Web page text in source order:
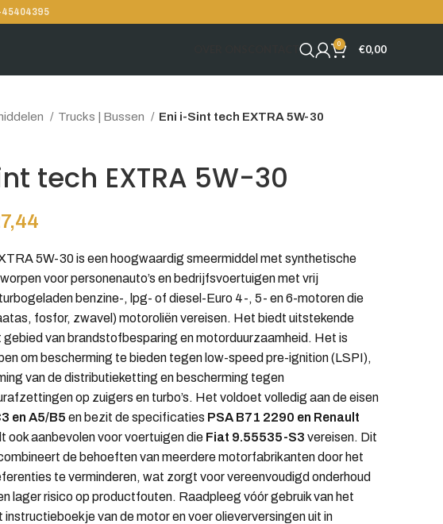
45404395
0 €0,00
Trucks | Bussen Eni i-Sint tech EXTRA 5W-30
tech EXTRA 5W-30
5W-30 is een hoogwaardig smeermiddel met synthetische
voor personenauto’s en bedrijfsvoertuigen met vrij
benzine-, lpg- of diesel-Euro 4-, 5- en 6-motoren die
fosfor, zwavel) motoroliën vereisen. Het biedt uitstekende
gebied van brandstofbesparing en motorduurzaamheid. Het is
om bescherming te bieden tegen low-speed pre-ignition (LSPI),
van de distributieketting en bescherming tegen
op zuigers en turbo’s. Het voldoet volledig aan de eisen
en A5/B5 en bezit de specificaties PSA B71 2290 en Renault
ook aanbevolen voor voertuigen die Fiat 9.55535-S3 vereisen. Dit
de behoeften van meerdere motorfabrikanten door het
te verminderen, wat zorgt voor vereenvoudigd onderhoud
lager risico op productfouten. Raadpleeg vóór gebruik van het
van de motor en voer olieverversingen uit in